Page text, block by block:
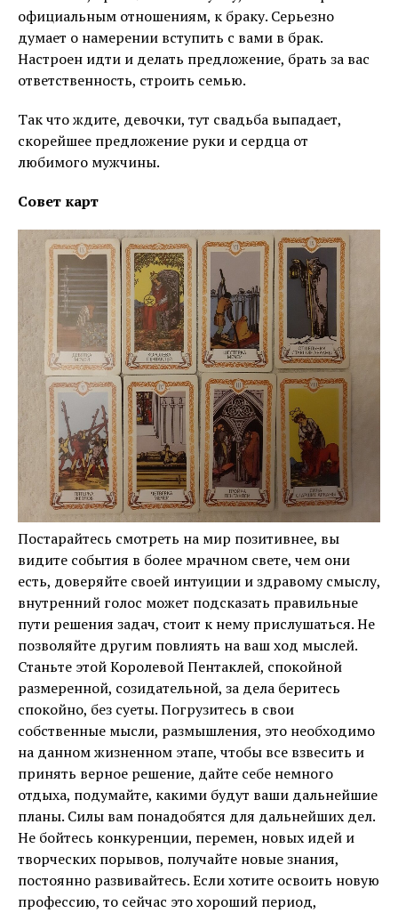
официальным отношениям, к браку. Серьезно
думает о намерении вступить с вами в брак.
Настроен идти и делать предложение, брать за вас
ответственность, строить семью.
Так что ждите, девочки, тут свадьба выпадает,
скорейшее предложение руки и сердца от
любимого мужчины.
Совет карт
Постарайтесь смотреть на мир позитивнее, вы
видите события в более мрачном свете, чем они
есть, доверяйте своей интуиции и здравому смыслу,
внутренний голос может подсказать правильные
пути решения задач, стоит к нему прислушаться. Не
позволяйте другим повлиять на ваш ход мыслей.
Станьте этой Королевой Пентаклей, спокойной
размеренной, созидательной, за дела беритесь
спокойно, без суеты. Погрузитесь в свои
собственные мысли, размышления, это необходимо
на данном жизненном этапе, чтобы все взвесить и
принять верное решение, дайте себе немного
отдыха, подумайте, какими будут ваши дальнейшие
планы. Силы вам понадобятся для дальнейших дел.
Не бойтесь конкуренции, перемен, новых идей и
творческих порывов, получайте новые знания,
постоянно развивайтесь. Если хотите освоить новую
профессию, то сейчас это хороший период,